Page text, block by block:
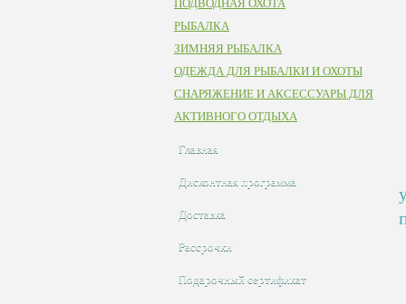
ПОДВОДНАЯ ОХОТА
РЫБАЛКА
ЗИМНЯЯ РЫБАЛКА
ОДЕЖДА ДЛЯ РЫБАЛКИ И ОХОТЫ
СНАРЯЖЕНИЕ И АКСЕССУАРЫ ДЛЯ
АКТИВНОГО ОТДЫХА
Главная
Дисконтная программа
Доставка
Рассрочки
Подарочный сертификат